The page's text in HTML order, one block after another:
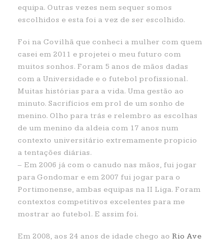
equipa. Outras vezes nem sequer somos
escolhidos e esta foi a vez de ser escolhido.
Foi na Covilhã que conheci a mulher com quem
casei em 2011 e projetei o meu futuro com
muitos sonhos. Foram 5 anos de mãos dadas
com a Universidade e o futebol profissional.
Muitas histórias para a vida. Uma gestão ao
minuto. Sacrifícios em prol de um sonho de
menino. Olho para trás e relembro as escolhas
de um menino da aldeia com 17 anos num
contexto universitário extremamente propicio
a tentações diárias.
– Em 2006 já com o canudo nas mãos, fui jogar
para Gondomar e em 2007 fui jogar para o
Portimonense, ambas equipas na II Liga. Foram
contextos competitivos excelentes para me
mostrar ao futebol. E assim foi.
Em 2008, aos 24 anos de idade chego ao Rio Ave